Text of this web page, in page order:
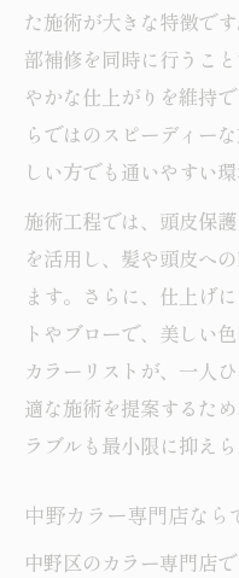
た施術が大きな特徴で
部補修を同時に行うこ
やかな仕上がりを維持
らではのスピーディー
しい方でも通いやすい
施術工程では、頭皮保
を活用し、髪や頭皮へ
ます。さらに、仕上げ
トやブローで、美しい
カラーリストが、一人
適な施術を提案するた
ラブルも最小限に抑えら
中野カラー専門店な
中野区のカラー専門店